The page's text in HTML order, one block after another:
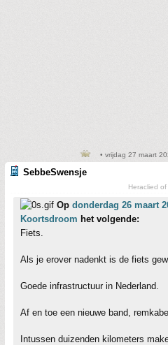
• vrijdag 27 maart
SebbeSwensje
Heraclied of
Op donderdag 26 maart
Koortsdroom het volgende:
Fiets.
Als je erover nadenkt is de fiets
Goede infrastructuur in Nederland.
Af en toe een nieuwe band,
Intussen duizenden kilometers